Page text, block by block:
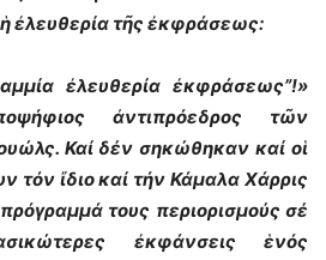
ἐλευθερία τῆς ἐκφράσεως:
ἐλευθερία ἐκφράσεως”!»
ἀντιπρόεδρος τῶν
Καί δέν σηκώθηκαν καί οἱ
τόν ἴδιο καί τήν Κάμαλα Χάρρις
τους περιορισμούς σέ
ἐκφάνσεις ἑνός